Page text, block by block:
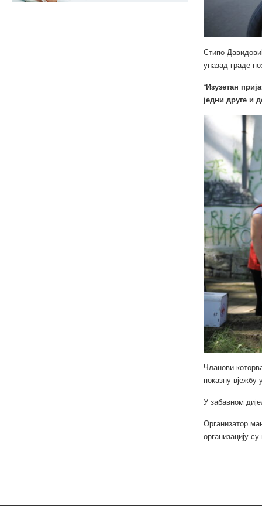
Стипо
уназад граде
“Изузетан
једни друге и
Чланови
показну вјежбу
У забавном
Организатор
организацију